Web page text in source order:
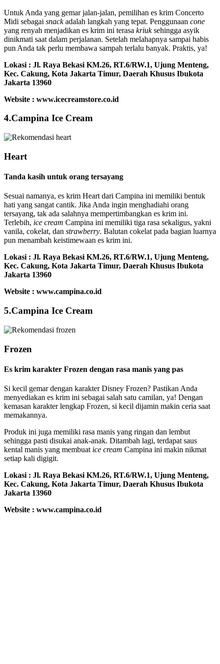
Untuk Anda yang gemar jalan-jalan, pemilihan es krim Concerto
Midi sebagai snackadalah langkah yang tepat. Penggunaan cone
yang renyah menjadikan es krim ini terasa kriuksehingga asyik
dinikmati saat dalam perjalanan. Setelah melahapnya sampai habis
pun Anda tak perlu membawa sampah terlalu banyak. Praktis, ya!
Lokasi : Jl. Raya Bekasi KM.26, RT.6/RW.1, Ujung Menteng,
Kec. Cakung, Kota Jakarta Timur, Daerah Khusus Ibukota
Jakarta 13960
Website : www.icecreamstore.co.id
4.Campina Ice Cream
Heart
Tanda kasih untuk orang tersayang
Sesuai namanya, es krim Heart dari Campina ini memiliki bentuk
hati yang sangat cantik. Jika Anda ingin menghadiahi orang
tersayang, tak ada salahnya mempertimbangkan es krim ini.
Terlebih, ice cream Campina ini memiliki tiga rasa sekaligus, yakni
vanila, cokelat, dan strawberry. Balutan cokelat pada bagian luarnya
pun menambah keistimewaan es krim ini.
Lokasi : Jl. Raya Bekasi KM.26, RT.6/RW.1, Ujung Menteng,
Kec. Cakung, Kota Jakarta Timur, Daerah Khusus Ibukota
Jakarta 13960
Website : www.campina.co.id
5.Campina Ice Cream
Frozen
Es krim karakter Frozen dengan rasa manis yang pas
Si kecil gemar dengan karakter Disney Frozen? Pastikan Anda
menyediakan es krim ini sebagai salah satu camilan, ya! Dengan
kemasan karakter lengkap Frozen, si kecil dijamin makin ceria saat
memakannya.
Produk ini juga memiliki rasa manis yang ringan dan lembut
sehingga pasti disukai anak-anak. Ditambah lagi, terdapat saus
kental manis yang membuat ice cream Campina ini makin nikmat
setiap kali digigit.
Lokasi : Jl. Raya Bekasi KM.26, RT.6/RW.1, Ujung Menteng,
Kec. Cakung, Kota Jakarta Timur, Daerah Khusus Ibukota
Jakarta 13960
Website : www.campina.co.id